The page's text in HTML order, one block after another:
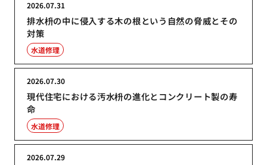
排水枡の中に侵入する木の根という自然の脅威とその
対策
2026.07.31
水道修理
現代住宅における汚水枡の進化とコンクリート製の寿
命
2026.07.30
水道修理
2026.07.29